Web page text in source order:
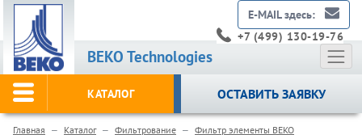
BEKO Technologies
E-MAIL здесь:
+7 (499) 130-19-76
КАТАЛОГ ОСТАВИТЬ ЗАЯВКУ
Главная Каталог Фильтрование
Фильтр элементы BEKO